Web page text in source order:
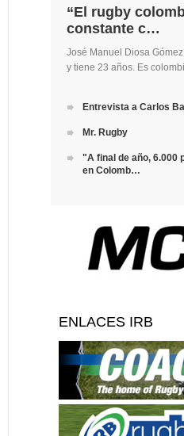
“El rugby
constante c…
José Manuel Diosa
y tiene 23 años. Es
Entrevista a Carlos
Mr. Rugby
"A final de año, 6.000
en Colomb…
ENLACES IRB